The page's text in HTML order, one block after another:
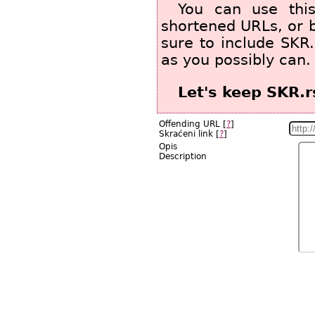
You can use
shortened URLs, or
sure to include
as you possibly
Let's keep
Offending URL [?]
Skraćeni link [?]
Opis
Description